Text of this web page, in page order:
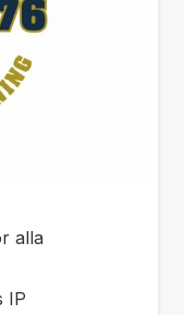
alla
IP